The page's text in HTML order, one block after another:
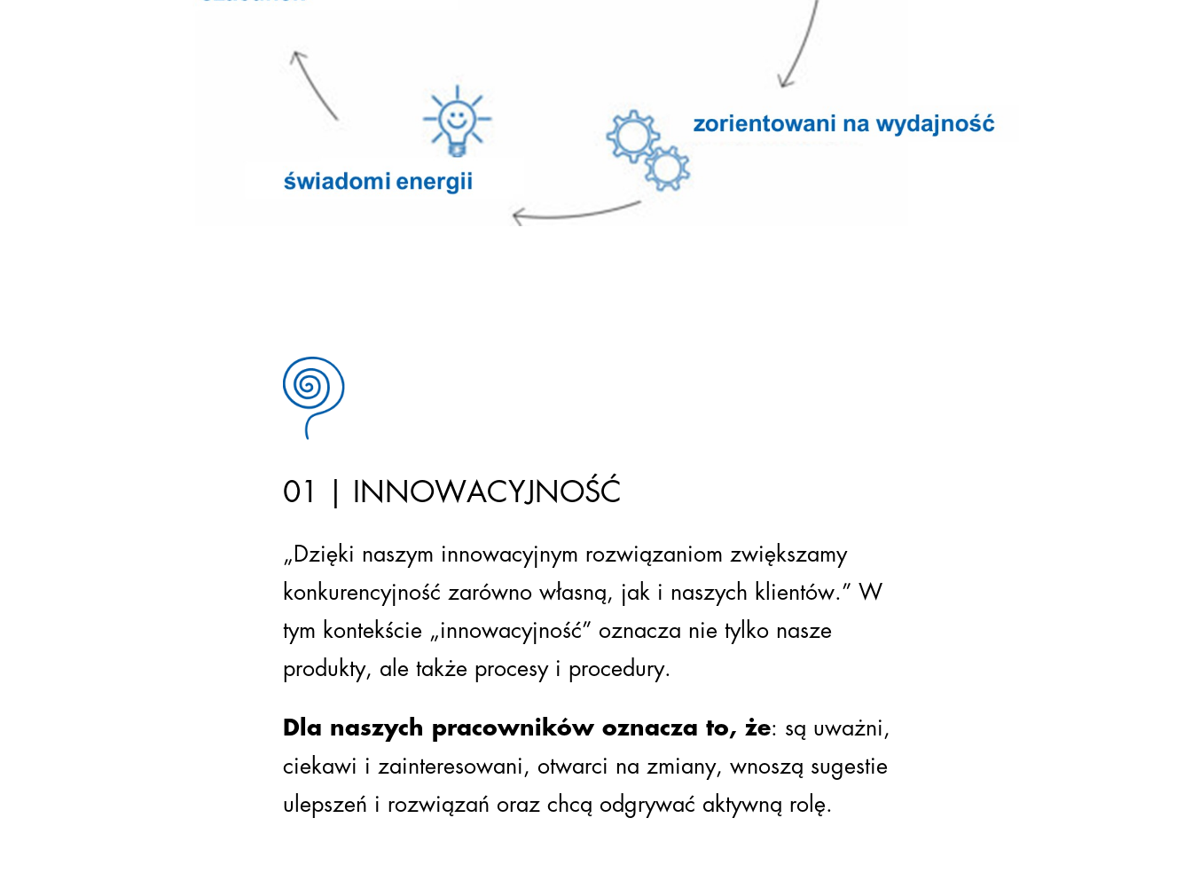
01 | INNOWACYJNOŚĆ
„Dzięki naszym innowacyjnym rozwiązaniom zwiększamy
konkurencyjność zarówno własną, jak i naszych klientów.” W
tym kontekście „innowacyjność” oznacza nie tylko nasze
produkty, ale także procesy i procedury.
Dla naszych pracowników oznacza to, że: są uważni,
ciekawi i zainteresowani, otwarci na zmiany, wnoszą sugestie
ulepszeń i rozwiązań oraz chcą odgrywać aktywną rolę.